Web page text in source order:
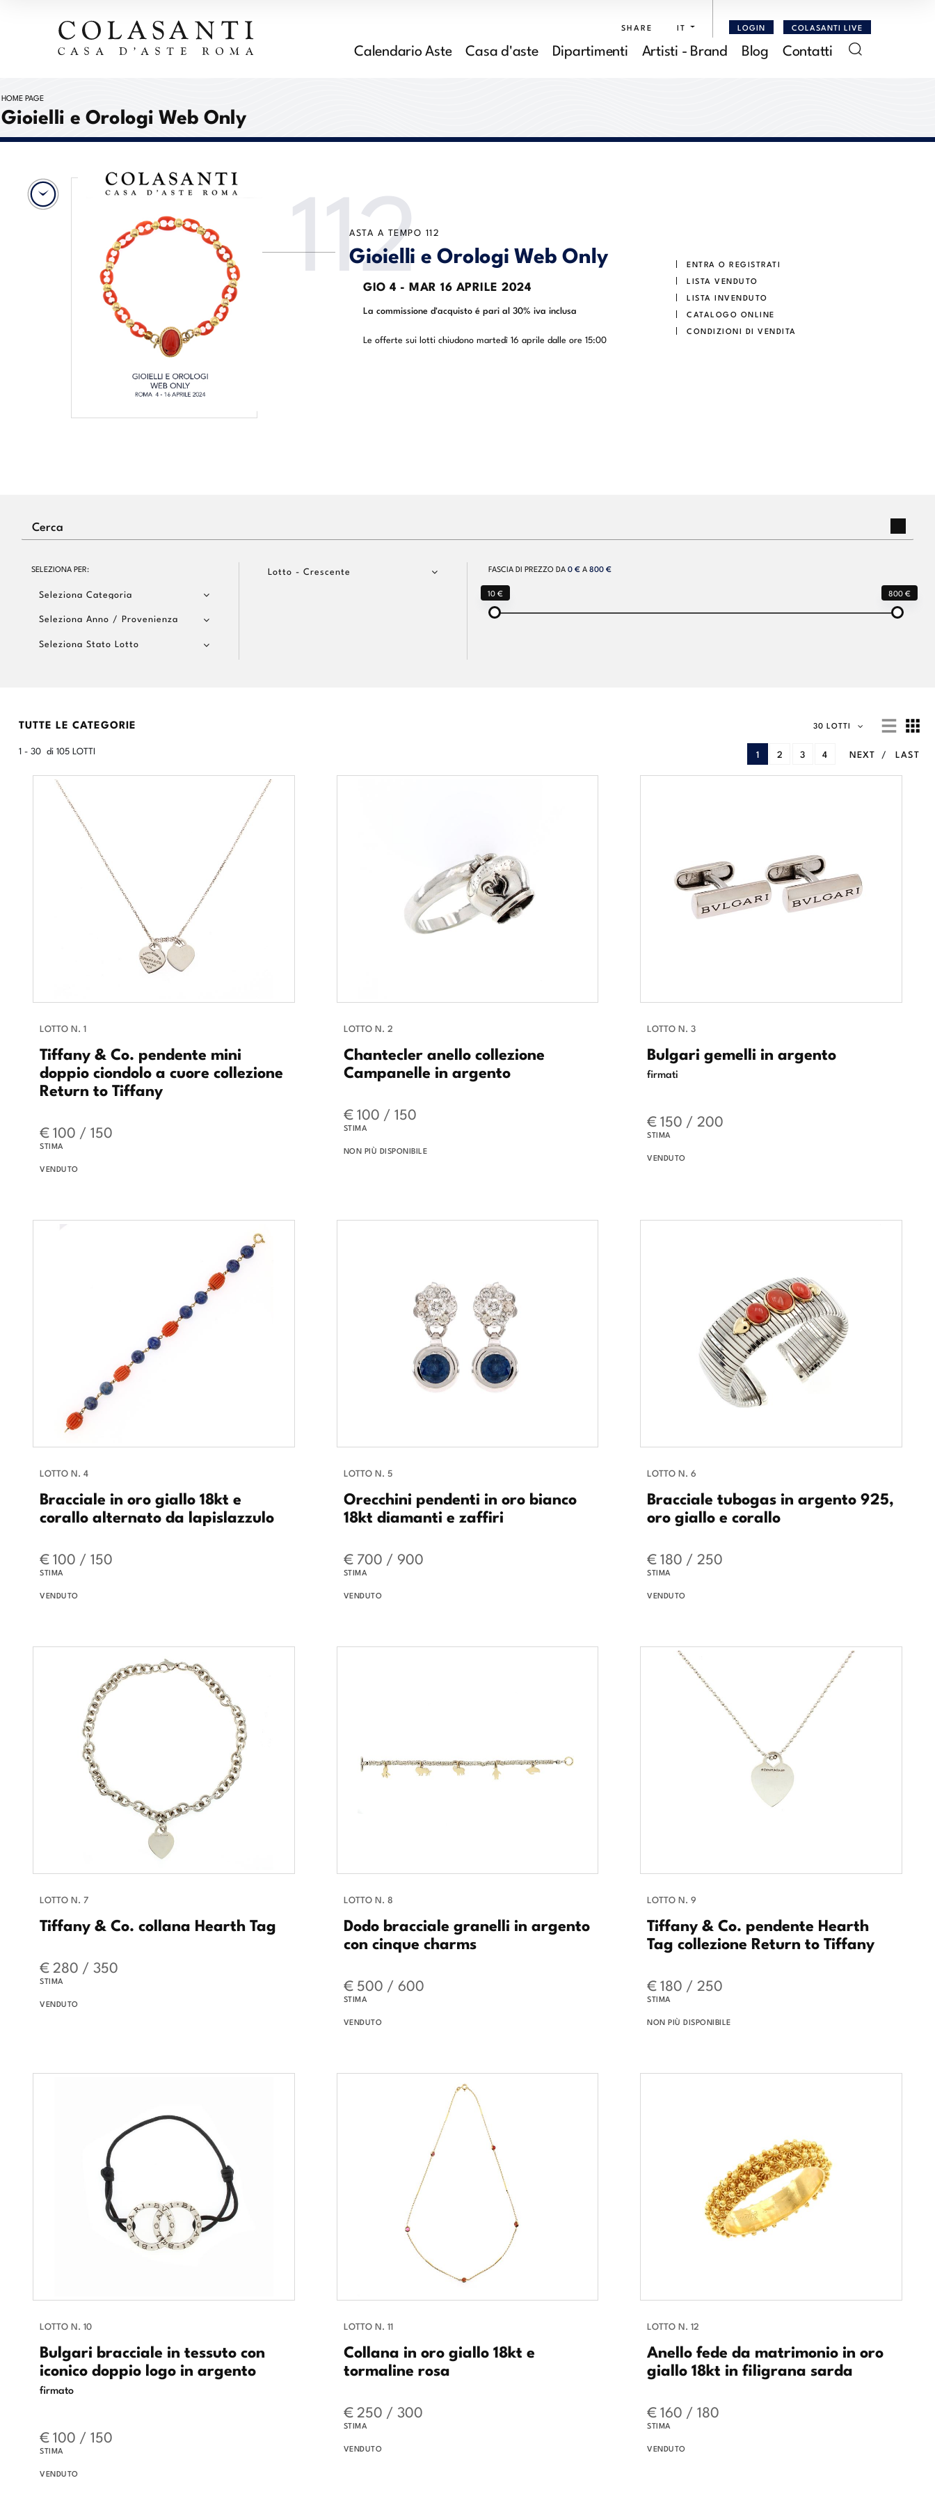
SHARE IT LOGIN COLASANTI LIVE
Calendario Aste Casa d'aste Dipartimenti Artisti - Brand Blog Contatti
HOME PAGE
Gioielli e Orologi Web Only
ASTA A TEMPO 112
112
Gioielli e Orologi Web Only
GIO 4 - MAR 16 APRILE 2024
La commissione d'acquisto é pari al 30% iva inclusa
Le offerte sui lotti chiudono martedì 16 aprile dalle ore 15:00
ENTRA O REGISTRATI
LISTA VENDUTO
LISTA INVENDUTO
CATALOGO ONLINE
CONDIZIONI DI VENDITA
SELEZIONA PER:
Seleziona Categoria
Seleziona Anno / Provenienza
Seleziona Stato Lotto
FASCIA DI PREZZO DA0 €A800 €
10 € 800 €
Lotto - Crescente
TUTTE LE CATEGORIE 30 LOTTI
1 - 30 di 105 LOTTI 1 2 3 4 NEXT LAST
LOTTO N. 1
Tiffany & Co. pendente mini
doppio ciondolo a cuore collezione
Return to Tiffany
€ 100 / 150
STIMA
VENDUTO
LOTTO N. 2
Chantecler anello collezione
Campanelle in argento
€ 100 / 150
STIMA
NON PIÙ DISPONIBILE
LOTTO N. 3
Bulgari gemelli in argento
firmati
€ 150 / 200
STIMA
VENDUTO
LOTTO N. 4
Bracciale in oro giallo 18kt e
corallo alternato da lapislazzulo
€ 100 / 150
STIMA
VENDUTO
LOTTO N. 5
Orecchini pendenti in oro bianco
18kt diamanti e zaffiri
€ 700 / 900
STIMA
VENDUTO
LOTTO N. 6
Bracciale tubogas in argento 925,
oro giallo e corallo
€ 180 / 250
STIMA
VENDUTO
LOTTO N. 7
Tiffany & Co. collana Hearth Tag
€ 280 / 350
STIMA
VENDUTO
LOTTO N. 8
Dodo bracciale granelli in argento
con cinque charms
€ 500 / 600
STIMA
VENDUTO
LOTTO N. 9
Tiffany & Co. pendente Hearth
Tag collezione Return to Tiffany
€ 180 / 250
STIMA
NON PIÙ DISPONIBILE
LOTTO N. 10
Bulgari bracciale in tessuto con
iconico doppio logo in argento
firmato
€ 100 / 150
STIMA
VENDUTO
LOTTO N. 11
Collana in oro giallo 18kt e
tormaline rosa
€ 250 / 300
STIMA
VENDUTO
LOTTO N. 12
Anello fede da matrimonio in oro
giallo 18kt in filigrana sarda
€ 160 / 180
STIMA
VENDUTO